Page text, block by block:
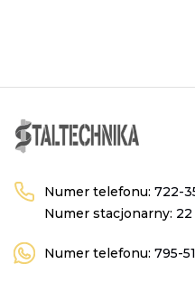
Numer telefonu: 722-
Numer stacjonarny:
Numer telefonu: 795-